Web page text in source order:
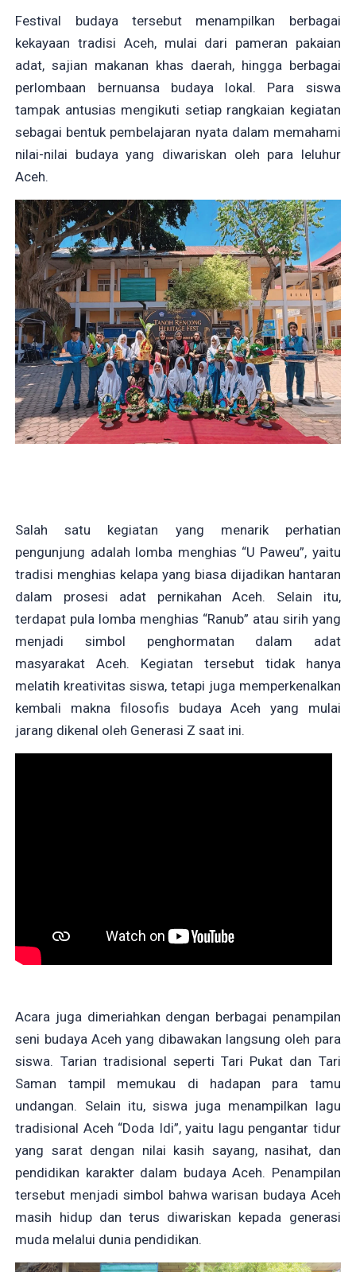
Festival budaya tersebut menampilkan berbagai
kekayaan tradisi Aceh, mulai dari pameran pakaian
adat, sajian makanan khas daerah, hingga berbagai
perlombaan bernuansa budaya lokal. Para siswa
tampak antusias mengikuti setiap rangkaian kegiatan
sebagai bentuk pembelajaran nyata dalam memahami
nilai-nilai budaya yang diwariskan oleh para leluhur
Aceh.
Salah satu kegiatan yang menarik perhatian
pengunjung adalah lomba menghias “U Paweu”, yaitu
tradisi menghias kelapa yang biasa dijadikan hantaran
dalam prosesi adat pernikahan Aceh. Selain itu,
terdapat pula lomba menghias “Ranub” atau sirih yang
menjadi simbol penghormatan dalam adat
masyarakat Aceh. Kegiatan tersebut tidak hanya
melatih kreativitas siswa, tetapi juga memperkenalkan
kembali makna filosofis budaya Aceh yang mulai
jarang dikenal oleh Generasi Z saat ini.
Acara juga dimeriahkan dengan berbagai penampilan
seni budaya Aceh yang dibawakan langsung oleh para
siswa. Tarian tradisional seperti Tari Pukat dan Tari
Saman tampil memukau di hadapan para tamu
undangan. Selain itu, siswa juga menampilkan lagu
tradisional Aceh “Doda Idi”, yaitu lagu pengantar tidur
yang sarat dengan nilai kasih sayang, nasihat, dan
pendidikan karakter dalam budaya Aceh. Penampilan
tersebut menjadi simbol bahwa warisan budaya Aceh
masih hidup dan terus diwariskan kepada generasi
muda melalui dunia pendidikan.